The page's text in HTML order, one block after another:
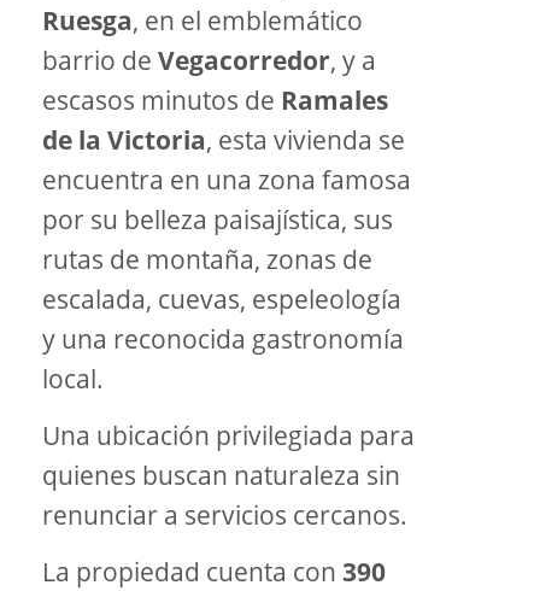
Ruesga, en el emblemático
barrio de Vegacorredor, y a
escasos minutos de Ramales
de la Victoria, esta vivienda se
encuentra en una zona famosa
por su belleza paisajística, sus
rutas de montaña, zonas de
escalada, cuevas, espeleología
y una reconocida gastronomía
local.
Una ubicación privilegiada para
quienes buscan naturaleza sin
renunciar a servicios cercanos.
La propiedad cuenta con 390